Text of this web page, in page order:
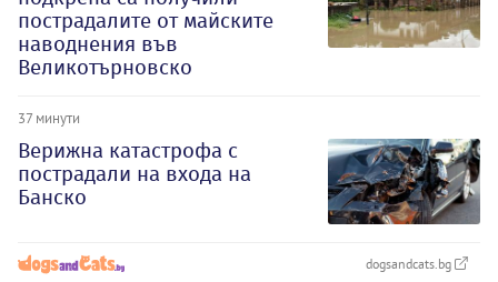
пострадалите от майските
наводнения във
Великотърновско
37 минути
Верижна катастрофа с
пострадали на входа на
Банско
dogsandcats.bg